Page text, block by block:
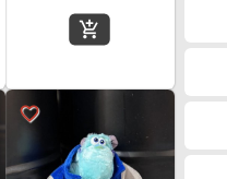
add_shopping_cart
favorite_border